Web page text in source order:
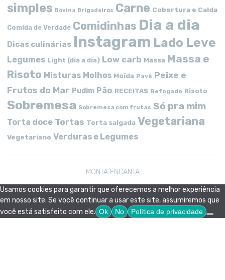
simples Bovina Brigadeiros Carne Cobertura e Calda
Comida de Verdade Comidinhas Dia a dia
Dicas culinárias Instagram Lado Leve
Legumes Light (dia a dia) Low carb Massa Massa e
Risoto Misturas Molhos Moída Pavê Peixe e
Frutos do Mar Pudim Pão RECEITAS Refogado Risoto
Sobremesa Sobremesa com frutas Só pra mim
Torta doce Tortas Torta salgada Vegetariana
Vegetariano Verduras e Legumes
MONTA ENCANTA
Usamos cookies para garantir que oferecemos a melhor experiência
em nosso site. Se você continuar a usar este site, assumiremos que
você está satisfeito com ele. Ok No Política de privacidade